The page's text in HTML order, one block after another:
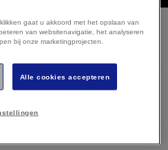
gaat u akkoord met het opslaan van
van websitenavigatie, het analyseren
bij onze marketingprojecten.
Alle cookies accepteren